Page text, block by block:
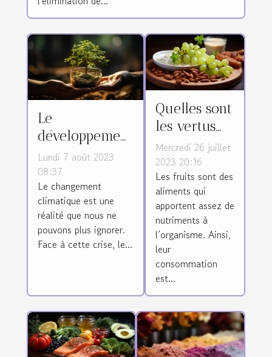
Le
développement
durable :
solution pour
la crise
climatique
Lundi 7 août 2023
08:37
Le changement
climatique est une
réalité que nous ne
pouvons plus ignorer.
Face à cette crise, le...
Quelles sont
les vertus
du raisin
sec ?
Mercredi 26 juillet
2023 20:16
Les fruits sont des
aliments qui
apportent assez de
nutriments à
l’organisme. Ainsi,
leur
consommation
est...